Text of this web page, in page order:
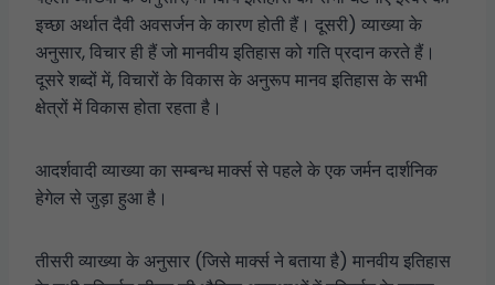
इच्छा अर्थात दैवी अवसर्जन के कारण होती हैं। दूसरी) व्याख्या के
अनुसार, विचार ही हैं जो मानवीय इतिहास को गति प्रदान करते हैं।
दूसरे शब्दों में, विचारों के विकास के अनुरूप मानव इतिहास के सभी
क्षेत्रों में विकास होता रहता है।
आदर्शवादी व्याख्या का सम्बन्ध मार्क्स से पहले के एक जर्मन दार्शनिक
हेगेल से जुड़ा हुआ है।
तीसरी व्याख्या के अनुसार (जिसे मार्क्स ने बताया है) मानवीय इतिहास